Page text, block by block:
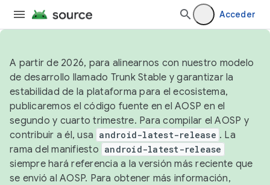
Acceder
A partir de 2026, para alinearnos con nuestro modelo
de desarrollo llamado Trunk Stable y garantizar la
estabilidad de la plataforma para el ecosistema,
publicaremos el código fuente en el AOSP en el
segundo y cuarto trimestre. Para compilar el AOSP y
contribuir a él, usa android-latest-release . La
rama del manifiesto android-latest-release
siempre hará referencia a la versión más reciente que
se envió al AOSP. Para obtener más información,